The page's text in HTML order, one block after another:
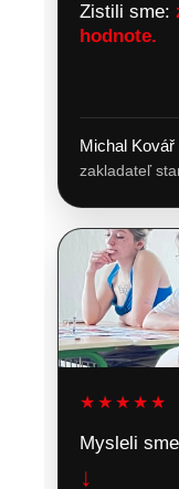
Zistili sme:
hodnote.
Michal Kovář
zakladateľ
★★★★★
Mysleli
↓